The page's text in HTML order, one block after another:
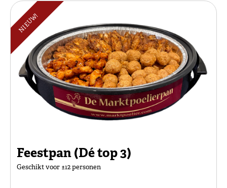
NIEUW!
Feestpan (Dé top 3)
Geschikt voor ±12 personen